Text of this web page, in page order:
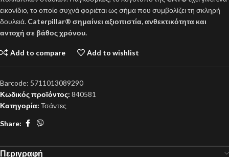
εικονίδιο, το οποίο συχνά φοριέται ως σήμα που συμβολίζει τη σκληρή
δουλειά. Caterpillar® σημαίνει αξιοπιστία, ανθεκτικότητα και
αντοχή σε βάθος χρόνου.
Add to compare Add to wishlist
Barcode: 5711013089290
Κωδικός προϊόντος: 840581
Κατηγορία: Τσάντες
Share:
Περιγραφή